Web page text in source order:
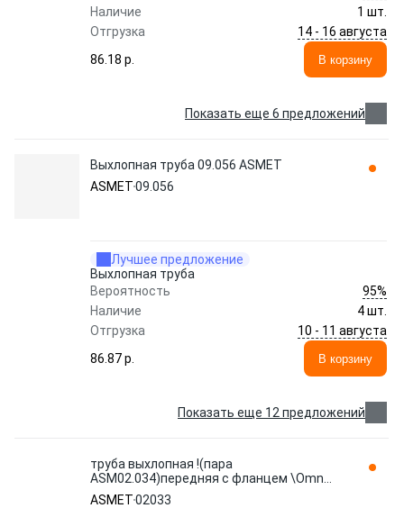
Наличие
1 шт.
Отгрузка
14 - 16 августа
86.18 p.
В корзину
Показать еще 6 предложений
Выхлопная труба 09.056 ASMET
ASMET09.056
Лучшее предложение
Выхлопная труба
Вероятность
95%
Наличие
4 шт.
Отгрузка
10 - 11 августа
86.87 p.
В корзину
Показать еще 12 предложений
труба выхлопная !(пара
ASM02.034)передняя с фланцем \Omn
MB 207-410D 02033 ASMET
ASMET02033